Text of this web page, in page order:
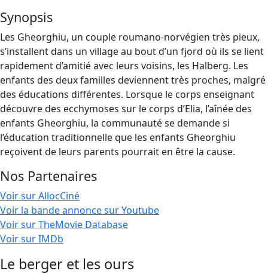
Synopsis
Les Gheorghiu, un couple roumano-norvégien très pieux,
s’installent dans un village au bout d’un fjord où ils se lient
rapidement d’amitié avec leurs voisins, les Halberg. Les
enfants des deux familles deviennent très proches, malgré
des éducations différentes. Lorsque le corps enseignant
découvre des ecchymoses sur le corps d’Elia, l’aînée des
enfants Gheorghiu, la communauté se demande si
l’éducation traditionnelle que les enfants Gheorghiu
reçoivent de leurs parents pourrait en être la cause.
Nos Partenaires
Voir sur AllocCiné
Voir la bande annonce sur Youtube
Voir sur TheMovie Database
Voir sur IMDb
Le berger et les ours